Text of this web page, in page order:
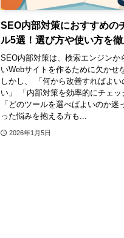
SEO内部対策におすすめの
ル5選！選び方や使い方を
SEO内部対策は、検索エンジンか
いWebサイトを作るために欠かせ
しかし、 「何から改善すればよい
い」 「内部対策を効率的にチェッ
「どのツールを選べばよいのか迷
った悩みを抱える方も...
2026年1月5日